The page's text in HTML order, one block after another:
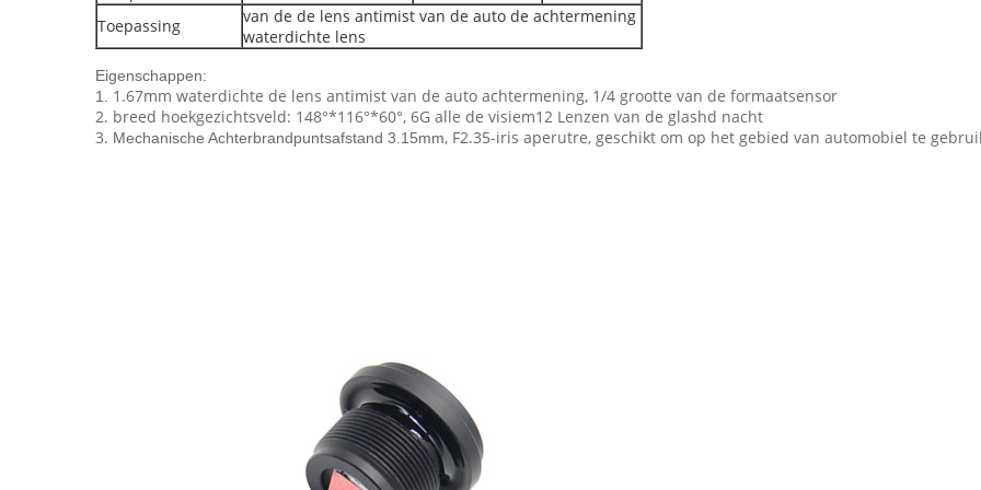
Toepassing
van de de lens antimist van de auto de achtermening
waterdichte lens
Eigenschappen:
1. 1.67mm waterdichte de lens antimist van de auto achtermening, 1/4 grootte van de formaatsensor
2. breed hoekgezichtsveld: 148°*116°*60°, 6G alle de visiem12 Lenzen van de glashd nacht
3. Mechanische Achterbrandpuntsafstand 3.15mm, F2.35-iris aperutre, geschikt om op het gebied van automobiel te